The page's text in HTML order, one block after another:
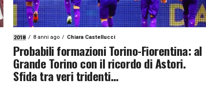
2018 8 anni ago Chiara Castellucci
Probabili formazioni Torino-Fiorentina: al
Grande Torino con il ricordo di Astori.
Sfida tra veri tridenti…